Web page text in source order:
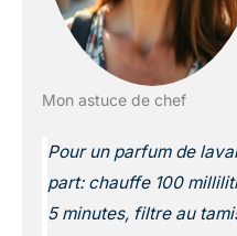
Mon astuce de chef
Pour un parfum de
part: chauffe 100
5 minutes, filtre au